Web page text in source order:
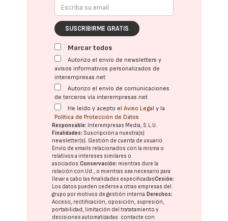
SUSCRIBIRME GRATIS
Marcar todos
Autorizo el envío de newsletters y
avisos informativos personalizados de
interempresas.net
Autorizo el envío de comunicaciones
de terceros vía interempresas.net
He leído y acepto elAviso Legal y la
Política de Protección de Datos
Responsable: Interempresas Media, S.L.U.
Finalidades: Suscripción a nuestra(s)
newsletter(s). Gestión de cuenta de usuario.
Envío de emails relacionados con la misma o
relativos a intereses similares o
asociados.Conservación: mientras dure la
relación con Ud., o mientras sea necesario para
llevar a cabo las finalidades especificadasCesión:
Los datos pueden cederse a otras empresas del
grupo por motivos de gestión interna. Derechos:
Acceso, rectificación, oposición, supresión,
portabilidad, limitación del tratatamiento y
decisiones automatizadas: contacte con